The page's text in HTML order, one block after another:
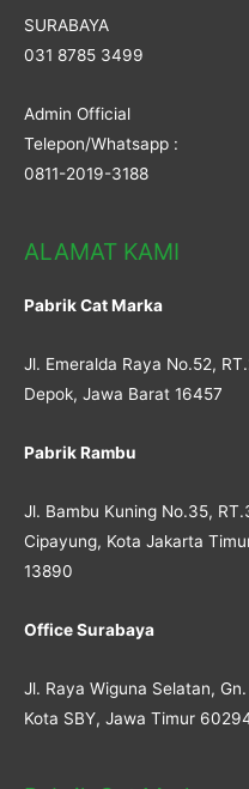
SURABAYA
031 8785 3499
Admin Official
Telepon/Whatsapp :
0811-2019-3188
ALAMAT KAMI
Pabrik Cat Marka
Jl. Emeralda Raya No.52,
Depok, Jawa Barat 16457
Pabrik Rambu
Jl. Bambu Kuning No.35,
Cipayung, Kota Jakarta
13890
Office Surabaya
Jl. Raya Wiguna Selatan,
Kota SBY, Jawa Timur